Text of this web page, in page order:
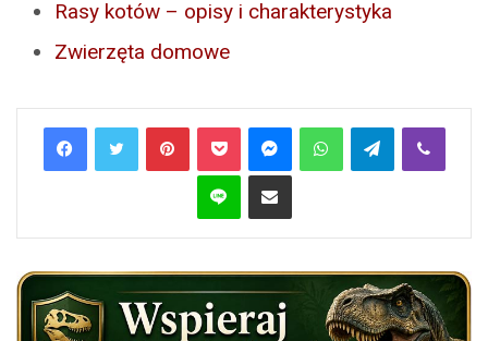
Rasy kotów – opisy i charakterystyka
Zwierzęta domowe
PinterestPocket MessengerWhatsAppTelegramViber
Line Share via Email